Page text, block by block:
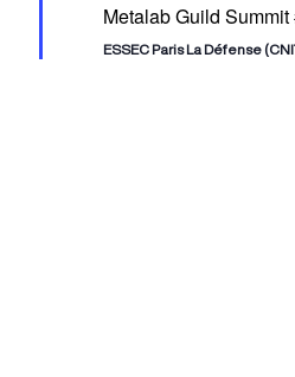
avant
Metalab Guild Summit
ESSEC Paris La Défense